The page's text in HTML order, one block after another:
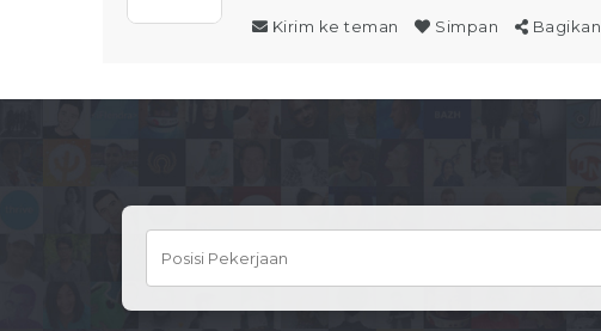
Kirim ke teman Simpan Bagikan